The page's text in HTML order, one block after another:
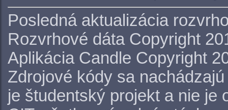
Posledná aktualizácia
Rozvrhové dáta Copyright
Aplikácia Candle Copyright
Zdrojové kódy sa
je študentský projekt a nie je